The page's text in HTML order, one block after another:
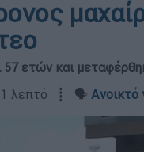
57 ετών και
1 λεπτό ┋ 🗣️ Ανοικτό